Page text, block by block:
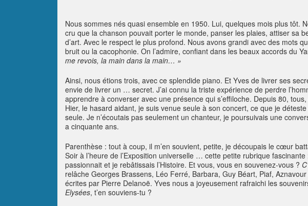
Nous sommes nés quasi ensemble en 1950. Lui, quelques mois plus tôt.
cru que la chanson pouvait porter le monde, panser les plaies, attiser sa
d’art. Avec le respect le plus profond. Nous avons grandi avec des mots
bruit ou la cacophonie. On l’admire, confiant dans les beaux accords du
me revois, la main dans la main… »
Ainsi, nous étions trois, avec ce splendide piano. Et Yves de livrer ses
envie de livrer un … secret. J’ai connu la triste expérience de perdre
apprendre à converser avec une présence qui s’effiloche. Depuis 80,
Hier, le hasard aidant, je suis venue seule à son concert, ce que je
seule. Je n’écoutais pas seulement un chanteur, je poursuivais une
a cinquante ans.
Parenthèse : tout à coup, il m’en souvient, petite, je découpais le cœur
Soir à l’heure de l’Exposition universelle … cette petite rubrique
passionnait et je rebâtissais l’Histoire. Et vous, vous en souvenez-vous ?
relâche Georges Brassens, Léo Ferré, Barbara, Guy Béart, Piaf,
écrites par Pierre Delanoë. Yves nous a joyeusement rafraichi les
Elysées, t’en souviens-tu ?